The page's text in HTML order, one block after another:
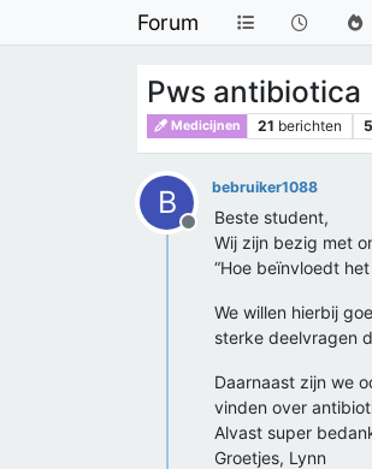
Forum
Pws antibiotica
Medicijnen 21 berichten 5
B
Offline
bebruiker1088
Beste student,
Wij zijn bezig met
“Hoe beïnvloedt
We willen hierbij
sterke deelvragen
Daarnaast zijn we
vinden over
Alvast super
Groetjes, Lynn